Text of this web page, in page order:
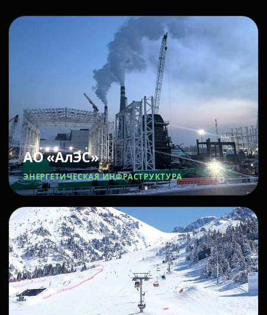
АО «АлЭС»
ЭНЕРГЕТИЧЕСКАЯ ИНФРАСТРУКТУРА